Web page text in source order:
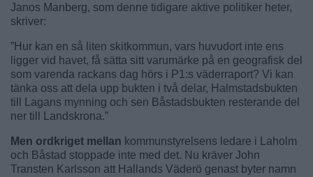
Janos Manberg, som denne tidigare aktive politiker heter,
skriver:
”Hur kan en så liten skitkommun, vars huvudort inte ens
ligger vid havet, få sätta sitt varumärke på en geografisk del
som varenda rackans dag hörs i P1:s väderraport? Vi kan
tänka oss att dela upp bukten i två delar, Halmstadsbukten
till Lagans mynning och sen Båstadsbukten resterande del
ner till Landskrona.”
Men ordkriget mellan kommunstyrelsens ledare i Laholm
och Båstad stoppade inte med det. Nu kräver John
Transten Karlsson att Hallands Väderö genast byter namn